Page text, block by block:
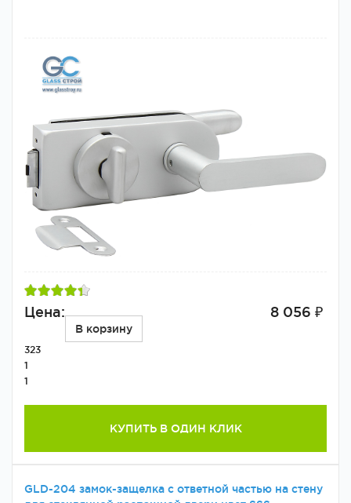
Цена: 8 056 ₽
В корзину
323
1
1
КУПИТЬ В ОДИН КЛИК
GLD-204 замок-защелка с ответной частью на стену